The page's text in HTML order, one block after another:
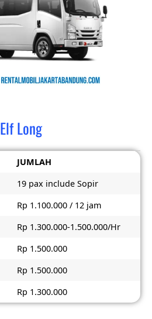
Elf Long
JUMLAH
19 pax include Sopir
Rp 1.100.000 / 12 jam
Rp 1.300.000-1.500.000/Hr
Rp 1.500.000
Rp 1.500.000
Rp 1.300.000